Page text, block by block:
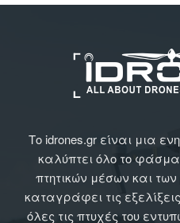
Το idrones.gr είναι μια
καλύπτει όλο το
πτητικών μέσων και
καταγράφει τις
όλες τις πτυχές του